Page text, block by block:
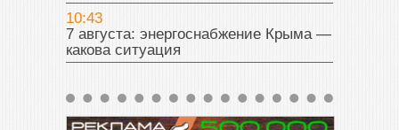
10:43
7 августа: энергоснабжение Крыма —
какова ситуация